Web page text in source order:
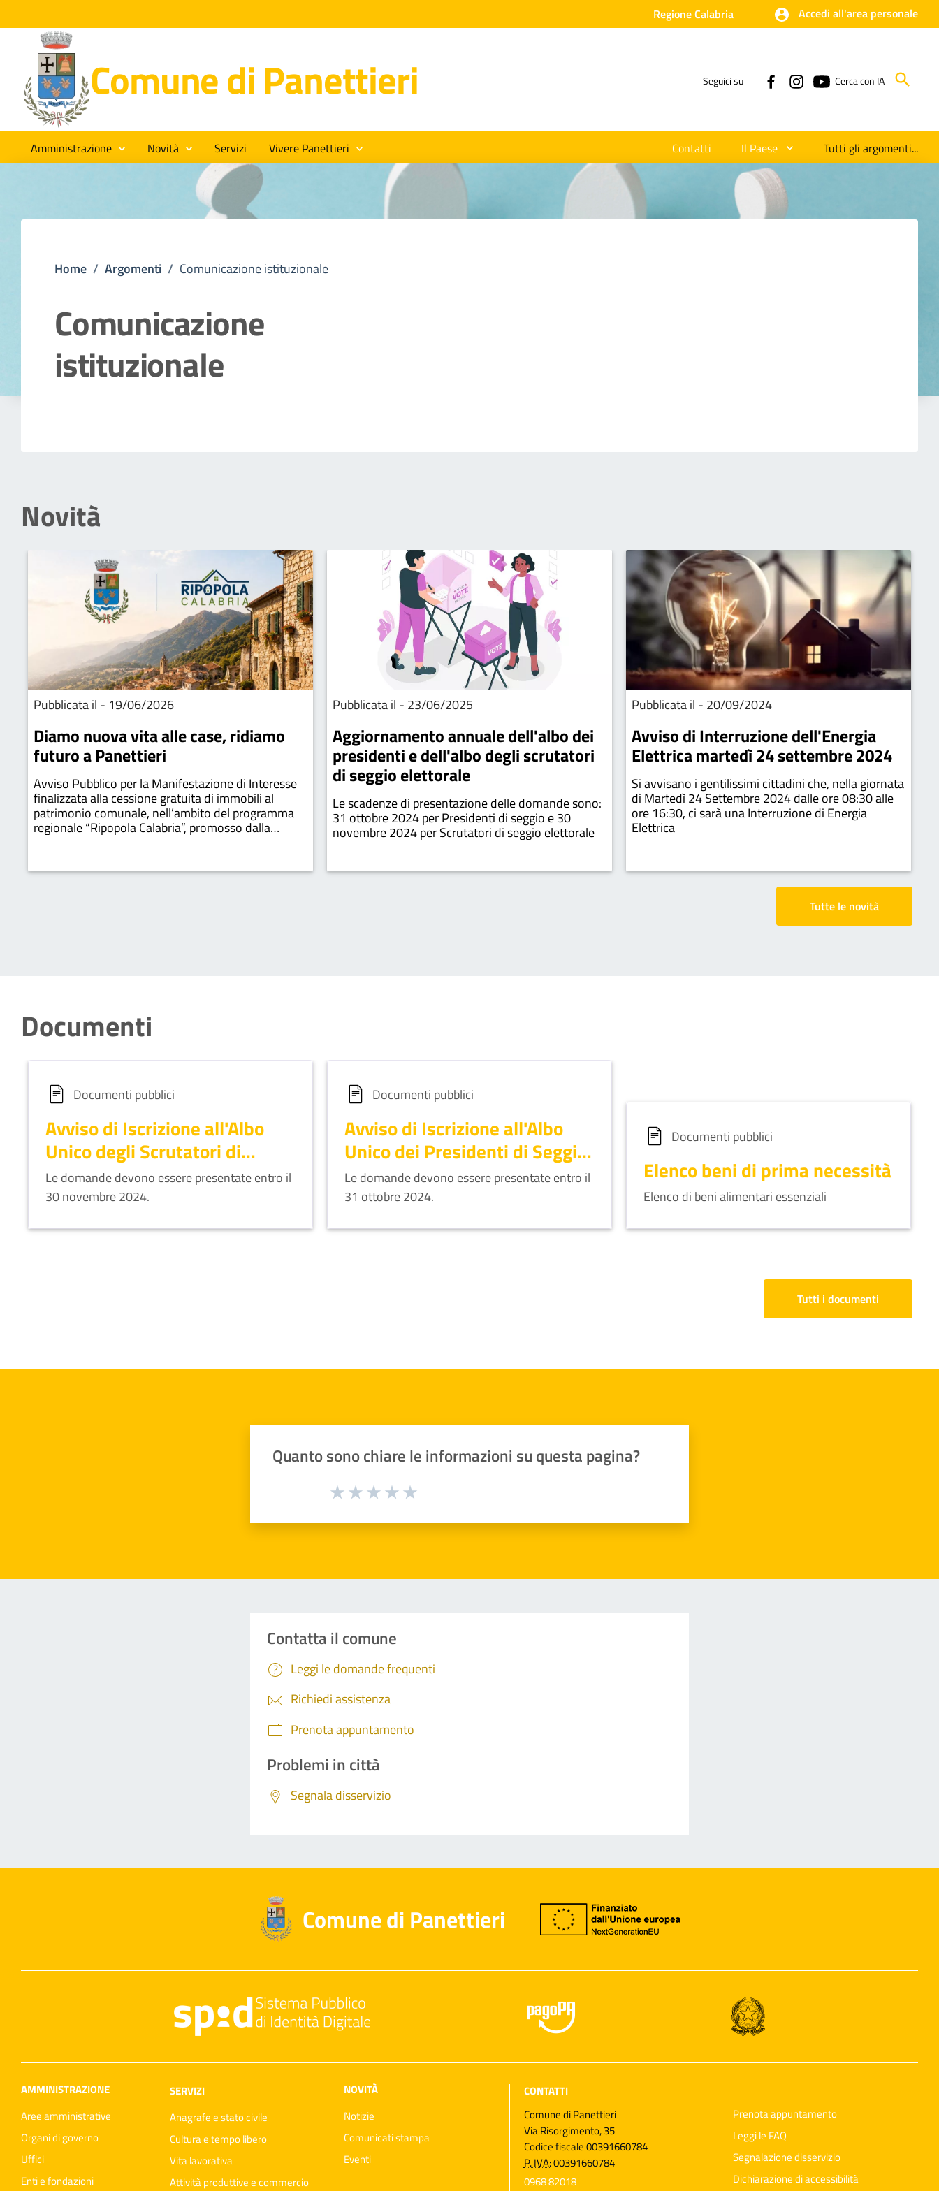
Regione Calabria Accedi all'area personale
Comune di Panettieri Seguici su Cerca con IA
Amministrazione Novità Servizi Vivere Panettieri Contatti Il Paese Tutti gli argomenti...
Home / Argomenti / Comunicazione istituzionale
Comunicazione
istituzionale
Novità
Pubblicata il - 19/06/2026
Diamo nuova vita alle case, ridiamo
futuro a Panettieri
Avviso Pubblico per la Manifestazione di Interesse
finalizzata alla cessione gratuita di immobili al
patrimonio comunale, nell’ambito del programma
regionale “Ripopola Calabria”, promosso dalla
Pubblicata il - 23/06/2025
Aggiornamento annuale dell'albo dei
presidenti e dell'albo degli scrutatori
di seggio elettorale
Le scadenze di presentazione delle domande sono:
31 ottobre 2024 per Presidenti di seggio e 30
novembre 2024 per Scrutatori di seggio elettorale
Pubblicata il - 20/09/2024
Avviso di Interruzione dell'Energia
Elettrica martedì 24 settembre 2024
Si avvisano i gentilissimi cittadini che, nella giornata
di Martedì 24 Settembre 2024 dalle ore 08:30 alle
ore 16:30, ci sarà una Interruzione di Energia
Elettrica
Tutte le novità
Documenti
Documenti pubblici
Avviso di Iscrizione all'Albo
Unico degli Scrutatori di
Seggio Elettorale
Le domande devono essere presentate entro il
30 novembre 2024.
Documenti pubblici
Avviso di Iscrizione all'Albo
Unico dei Presidenti di Seggio
Elettorale
Le domande devono essere presentate entro il
31 ottobre 2024.
Documenti pubblici
Elenco beni di prima necessità
Elenco di beni alimentari essenziali
Tutti i documenti
Quanto sono chiare le informazioni su questa pagina?
Valuta da 1 a 5 stelle la pagina
Contatta il comune
Leggi le domande frequenti
Richiedi assistenza
Prenota appuntamento
Problemi in città
Segnala disservizio
Comune di Panettieri
AMMINISTRAZIONE
Aree amministrative
Organi di governo
Uffici
Enti e fondazioni
SERVIZI
Anagrafe e stato civile
Cultura e tempo libero
Vita lavorativa
Attività produttive e commercio
NOVITÀ
Notizie
Comunicati stampa
Eventi
CONTATTI
Comune di Panettieri
Via Risorgimento, 35
Codice fiscale 00391660784
P. IVA:00391660784
0968 82018
Prenota appuntamento
Leggi le FAQ
Segnalazione disservizio
Dichiarazione di accessibilità